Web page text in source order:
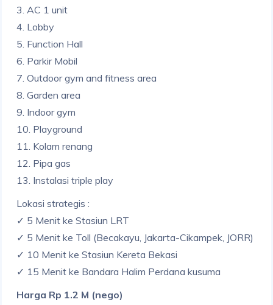
3. AC 1 unit
4. Lobby
5. Function Hall
6. Parkir Mobil
7. Outdoor gym and fitness area
8. Garden area
9. Indoor gym
10. Playground
11. Kolam renang
12. Pipa gas
13. Instalasi triple play
Lokasi strategis :
✓ 5 Menit ke Stasiun LRT
✓ 5 Menit ke Toll (Becakayu, Jakarta-Cikampek, JORR)
✓ 10 Menit ke Stasiun Kereta Bekasi
✓ 15 Menit ke Bandara Halim Perdana kusuma
Harga Rp 1.2 M (nego)